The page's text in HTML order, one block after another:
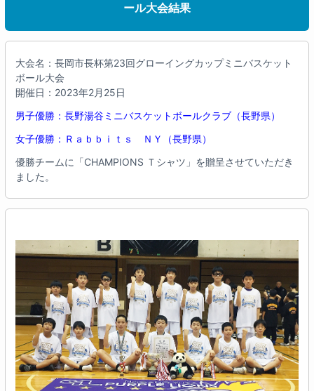
ール大会結果
大会名：長岡市長杯第23回グローイングカップミニバスケット
ボール大会
開催日：2023年2月25日
男子優勝：長野湯谷ミニバスケットボールクラブ（長野県）
女子優勝：Ｒａｂｂｉｔｓ ＮＹ（長野県）
優勝チームに「CHAMPIONS Ｔシャツ」を贈呈させていただき
ました。